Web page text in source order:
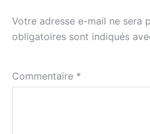
Votre adresse e-mail ne sera
obligatoires sont indiqués
Commentaire *